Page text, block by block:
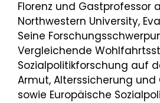
Florenz und Gastprofessor
Northwestern University,
Seine
Vergleichende
Sozialpolitikforschung auf
Armut, Alterssicherung und
sowie Europäische